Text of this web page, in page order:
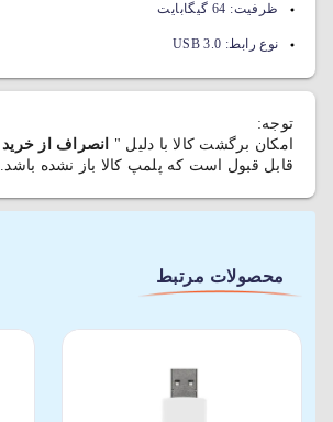
ظرفیت: 64 گیگابایت
نوع رابط: USB 3.0
توجه:
امکان برگشت کالا با دلیل "
انصراف از خرید
قابل قبول است که پلمپ کالا باز نشده باشد.
محصولات مرتبط